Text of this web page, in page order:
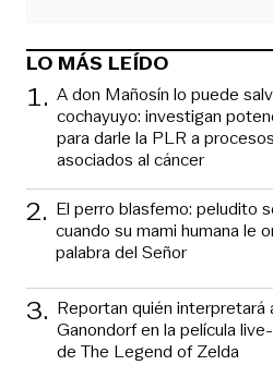
LO MÁS LEÍDO
1. A don Mañosín lo puede
cochayuyo: investigan
para darle la PLR a procesos
asociados al cáncer
2. El perro blasfemo: peludito
cuando su mami humana le
palabra del Señor
3. Reportan quién interpretará
Ganondorf en la película
de The Legend of Zelda